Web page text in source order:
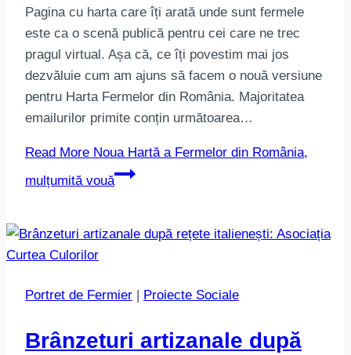
Pagina cu harta care îți arată unde sunt fermele
este ca o scenă publică pentru cei care ne trec
pragul virtual. Așa că, ce îți povestim mai jos
dezvăluie cum am ajuns să facem o nouă versiune
pentru Harta Fermelor din România. Majoritatea
emailurilor primite conțin următoarea…
Read More Noua Hartă a Fermelor din România,
mulțumită vouă
Portret de Fermier Proiecte Sociale
Brânzeturi artizanale după